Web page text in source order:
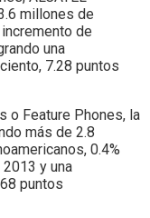
millones de
de
una
7.28 puntos
o Feature Phones, la
más de 2.8
0.4%
y una
puntos